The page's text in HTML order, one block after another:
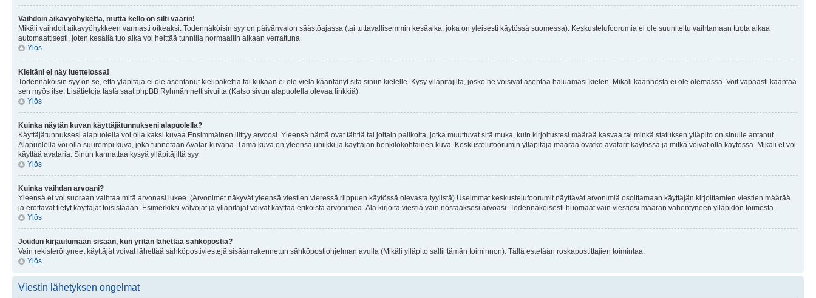
Vaihdoin aikavyöhykettä, mutta kello on silti väärin!
Mikäli vaihdoit aikavyöhykkeen varmasti oikeaksi. Todennäköisin syy on päivänvalon säästöajassa (tai tuttavallisemmin kesäaika, joka on yleisesti käytössä suomessa). Keskustelufoorumia ei ole suuniteltu vaihtamaan tuota aikaa
automaattisesti, joten kesällä tuo aika voi heittää tunnilla normaaliin aikaan verrattuna.
Ylös
Kieltäni ei näy luettelossa!
Todennäköisin syy on se, että yläpitäjä ei ole asentanut kielipakettia tai kukaan ei ole vielä kääntänyt sitä sinun kielelle. Kysy ylläpitäjiltä, josko he voisivat asentaa haluamasi kielen. Mikäli käännöstä ei ole olemassa. Voit vapaasti kääntää
sen myös itse. Lisätietoja tästä saat phpBB Ryhmän nettisivuilta (Katso sivun alapuolella olevaa linkkiä).
Ylös
Kuinka näytän kuvan käyttäjätunnukseni alapuolella?
Käyttäjätunnuksesi alapuolella voi olla kaksi kuvaa Ensimmäinen liittyy arvoosi. Yleensä nämä ovat tähtiä tai joitain palikoita, jotka muuttuvat sitä muka, kuin kirjoitustesi määrää kasvaa tai minkä statuksen ylläpito on sinulle antanut.
Alapuolella voi olla suurempi kuva, joka tunnetaan Avatar-kuvana. Tämä kuva on yleensä uniikki ja käyttäjän henkilökohtainen kuva. Keskustelufoorumin ylläpitäjä määrää ovatko avatarit käytössä ja mitkä voivat olla käytössä. Mikäli et voi
käyttää avataria. Sinun kannattaa kysyä ylläpitäjiltä syy.
Ylös
Kuinka vaihdan arvoani?
Yleensä et voi suoraan vaihtaa mitä arvonasi lukee. (Arvonimet näkyvät yleensä viestien vieressä riippuen käytössä olevasta tyylistä) Useimmat keskustelufoorumit näyttävät arvonimiä osoittamaan käyttäjän kirjoittamien viestien määrää
ja erottavat tietyt käyttäjät toisistaaan. Esimerkiksi valvojat ja ylläpitäjät voivat käyttää erikoista arvonimeä. Älä kirjoita viestiä vain nostaaksesi arvoasi. Todennäköisesti huomaat vain viestiesi määrän vähentyneen ylläpidon toimesta.
Ylös
Joudun kirjautumaan sisään, kun yritän lähettää sähköpostia?
Vain rekisteröityneet käyttäjät voivat lähettää sähköpostiviestejä sisäänrakennetun sähköpostiohjelman avulla (Mikäli ylläpito sallii tämän toiminnon). Tällä estetään roskapostittajien toimintaa.
Ylös
Viestin lähetyksen ongelmat